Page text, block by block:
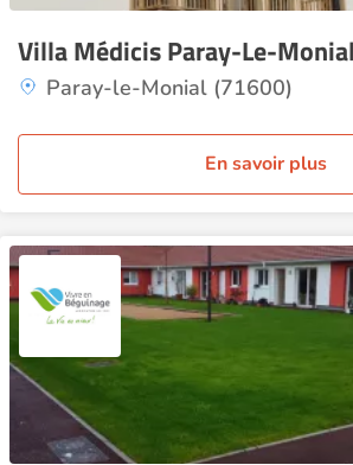
Villa Médicis Paray-Le-Monial
Paray-le-Monial (71600)
En savoir plus